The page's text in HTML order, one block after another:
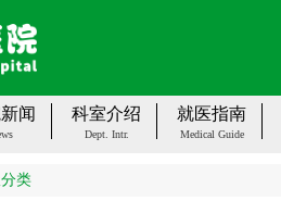
闻 科室介绍
Dept. Intr.
就医指南
Medical Guide
类